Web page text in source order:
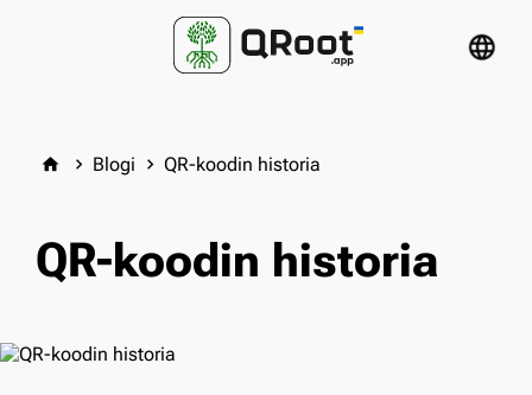
language
home keyboard_arrow_right Blogi keyboard_arrow_right QR-koodin historia
QR-koodin historia